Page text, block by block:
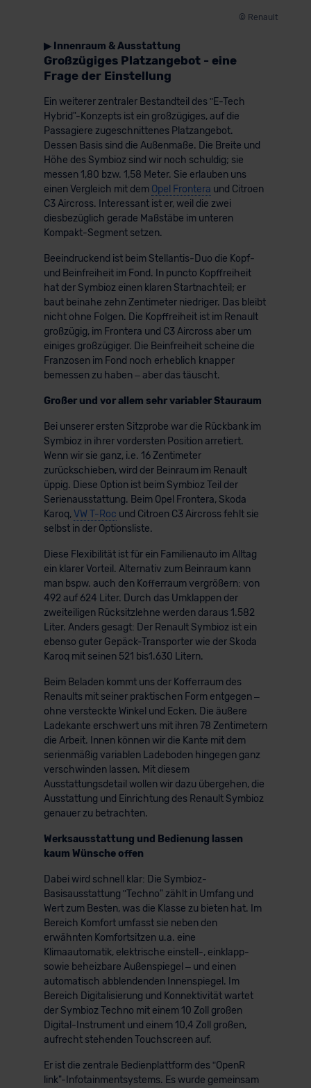
© Renault
▶ Innenraum & Ausstattung
Großzügiges Platzangebot - eine
Frage der Einstellung
Ein weiterer zentraler Bestandteil des ʺE-Tech
Hybrid"-Konzepts ist ein großzügiges, auf die
Passagiere zugeschnittenes Platzangebot.
Dessen Basis sind die Außenmaße. Die Breite und
Höhe des Symbioz sind wir noch schuldig; sie
messen 1,80 bzw. 1,58 Meter. Sie erlauben uns
einen Vergleich mit dem Opel Frontera und Citroen
C3 Aircross. Interessant ist er, weil die zwei
diesbezüglich gerade Maßstäbe im unteren
Kompakt-Segment setzen.
Beeindruckend ist beim Stellantis-Duo die Kopf-
und Beinfreiheit im Fond. In puncto Kopffreiheit
hat der Symbioz einen klaren Startnachteil; er
baut beinahe zehn Zentimeter niedriger. Das bleibt
nicht ohne Folgen. Die Kopffreiheit ist im Renault
großzügig, im Frontera und C3 Aircross aber um
einiges großzügiger. Die Beinfreiheit scheine die
Franzosen im Fond noch erheblich knapper
bemessen zu haben – aber das täuscht.
Großer und vor allem sehr variabler Stauraum
Bei unserer ersten Sitzprobe war die Rückbank im
Symbioz in ihrer vordersten Position arretiert.
Wenn wir sie ganz, i.e. 16 Zentimeter
zurückschieben, wird der Beinraum im Renault
üppig. Diese Option ist beim Symbioz Teil der
Serienausstattung. Beim Opel Frontera, Skoda
Karoq,VW T-Roc und Citroen C3 Aircross fehlt sie
selbst in der Optionsliste.
Diese Flexibilität ist für ein Familienauto im Alltag
ein klarer Vorteil. Alternativ zum Beinraum kann
man bspw. auch den Kofferraum vergrößern: von
492 auf 624 Liter. Durch das Umklappen der
zweiteiligen Rücksitzlehne werden daraus 1.582
Liter. Anders gesagt: Der Renault Symbioz ist ein
ebenso guter Gepäck-Transporter wie der Skoda
Karoq mit seinen 521 bis1.630 Litern.
Beim Beladen kommt uns der Kofferraum des
Renaults mit seiner praktischen Form entgegen –
ohne versteckte Winkel und Ecken. Die äußere
Ladekante erschwert uns mit ihren 78 Zentimetern
die Arbeit. Innen können wir die Kante mit dem
serienmäßig variablen Ladeboden hingegen ganz
verschwinden lassen. Mit diesem
Ausstattungsdetail wollen wir dazu übergehen, die
Ausstattung und Einrichtung des Renault Symbioz
genauer zu betrachten.
Werksausstattung und Bedienung lassen
kaum Wünsche offen
Dabei wird schnell klar: Die Symbioz-
Basisausstattung ʺTechno" zählt in Umfang und
Wert zum Besten, was die Klasse zu bieten hat. Im
Bereich Komfort umfasst sie neben den
erwähnten Komfortsitzen u.a. eine
Klimaautomatik, elektrische einstell-, einklapp-
sowie beheizbare Außenspiegel – und einen
automatisch abblendenden Innenspiegel. Im
Bereich Digitalisierung und Konnektivität wartet
der Symbioz Techno mit einem 10 Zoll großen
Digital-Instrument und einem 10,4 Zoll großen,
aufrecht stehenden Touchscreen auf.
Er ist die zentrale Bedienplattform des ʺOpenR
link"-Infotainmentsystems. Es wurde gemeinsam